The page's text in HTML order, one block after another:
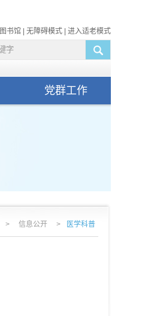
图书馆 无障碍模式 进入适老模式
党群工作
> 信息公开 > 医学科普